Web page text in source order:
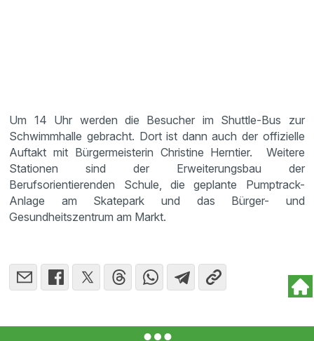
Um 14 Uhr werden die Besucher im Shuttle-Bus zur
Schwimmhalle gebracht. Dort ist dann auch der offizielle
Auftakt mit Bürgermeisterin Christine Herntier. Weitere
Stationen sind der Erweiterungsbau der
Berufsorientierenden Schule, die geplante Pumptrack-
Anlage am Skatepark und das Bürger- und
Gesundheitszentrum am Markt.